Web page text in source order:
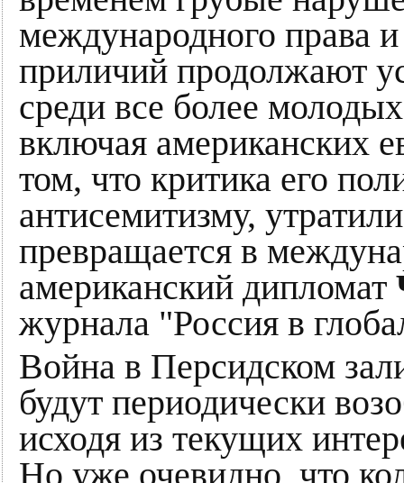
международного права
приличий продолжают
среди все более
включая американских
том, что критика его
антисемитизму,
превращается в
американский дипломат
журнала "Россия в
Война в Персидском
будут периодически
исходя из текущих
Но уже очевидно, что